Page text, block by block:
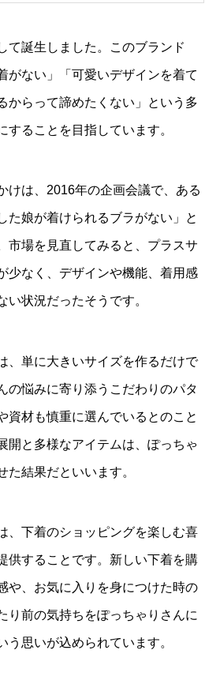
て誕生しました。このブランド
がない」「可愛いデザインを着て
からって諦めたくない」という多
することを目指しています。
けは、2016年の企画会議で、ある
た娘が着けられるブラがない」と
市場を見直してみると、プラスサ
少なく、デザインや機能、着用感
い状況だったそうです。
、単に大きいサイズを作るだけで
の悩みに寄り添うこだわりのパタ
資材も慎重に選んでいるとのこと
開と多様なアイテムは、ぽっちゃ
た結果だといいます。
、下着のショッピングを楽しむ喜
供することです。新しい下着を購
や、お気に入りを身につけた時の
り前の気持ちをぽっちゃりさんに
う思いが込められています。